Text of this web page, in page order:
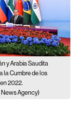
y Arabia Saudita
la Cumbre de los
2022.
Agency)